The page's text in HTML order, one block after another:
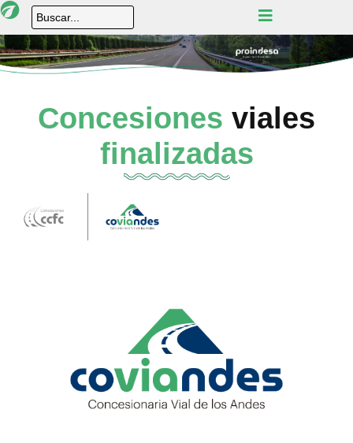
Concesiones viales
finalizadas